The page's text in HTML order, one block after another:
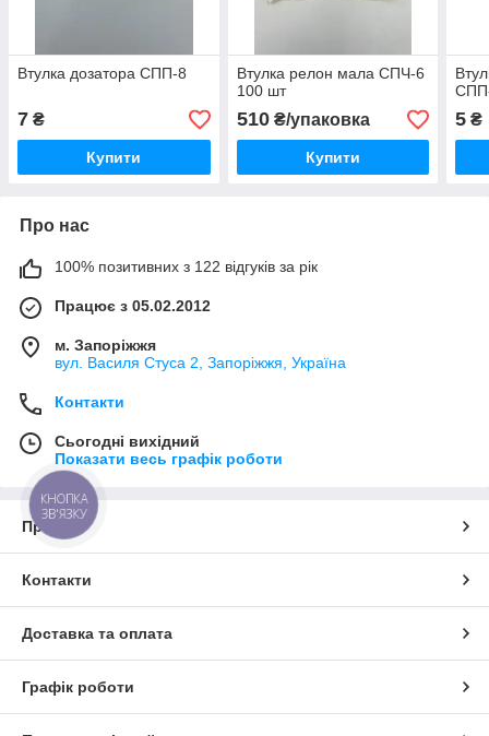
Втулка дозатора СПП-8
7 ₴
Купити
Втулка релон мала СПЧ-6
100 шт
510₴/упаковка
Купити
5 ₴
Про нас
100% позитивних з 122 відгуків за рік
Працює з 05.02.2012
м. Запоріжжя
вул. Василя Стуса 2, Запоріжжя, Україна
Контакти
Сьогодні вихідний
Показати весь графік роботи
Про нас
Контакти
Доставка та оплата
Графік роботи
КНОПКА
ЗВ'ЯЗКУ